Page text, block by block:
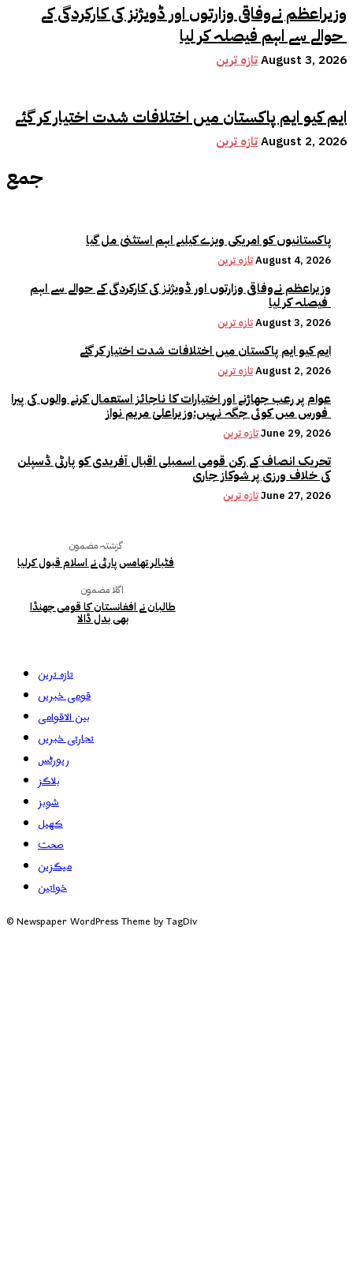
وزیراعظم نےوفاقی وزارتوں اور ڈویژنز کی کارکردگی کے
تازہ ترینAugust 3, 2026
ایم کیو ایم پاکستان میں اختلافات شدت اختیار کر گئے
تازہ ترینAugust 2, 2026
جمع
پاکستانیوں کو امریکی ویزے کیلیے اہم استثنیٰ مل گیا
تازہ ترینAugust 4, 2026
وزیراعظم نےوفاقی وزارتوں اور ڈویژنز کی کارکردگی کے حوالے سے اہم
تازہ ترینAugust 3, 2026
ایم کیو ایم پاکستان میں اختلافات شدت اختیار کر گئے
تازہ ترینAugust 2, 2026
عوام پر رعب جھاڑنے اور اختیارات کا ناجائز استعمال کرنے والوں کی پیرا
تازہ ترینJune 29, 2026
تحریک انصاف کے رکن قومی اسمبلی اقبال آفریدی کو پارٹی ڈسپلن
کی خلاف ورزی پر شوکاز جاری
تازہ ترینJune 27, 2026
گزشتہ مضمون
فٹبالر تھامس پارٹی نے اسلام قبول کرلیا
اگلا مضمون
طالبان نے افغانستان کا قومی جھنڈا
بھی بدل ڈالا
تازہ ترین
قومی خبریں
بین الاقوامی
تجارتی خبریں
رپورٹس
بلاگز
شوبز
کھیل
صحت
میگزین
خواتین
© Newspaper WordPress Theme by TagDiv